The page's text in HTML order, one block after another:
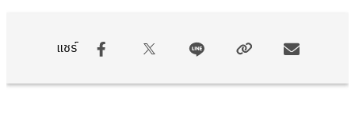
แชร์